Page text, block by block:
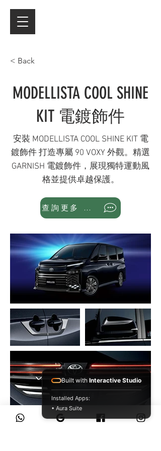
< Back
MODELLISTA COOL SHINE
KIT 電鍍飾件
安裝 MODELLISTA COOL SHINE KIT 電
鍍飾件 打造專屬 90 VOXY 外觀。精選
GARNISH 電鍍飾件，展現獨特運動風
格並提供卓越保護。
查詢更多 WhatsApp
Built with Interactive Studio
Installed Apps:
• Aura Suite